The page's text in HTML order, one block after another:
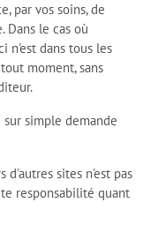
par vos soins, de
le cas où
n'est dans tous les
moment, sans
simple demande
d'autres sites n'est pas
responsabilité quant